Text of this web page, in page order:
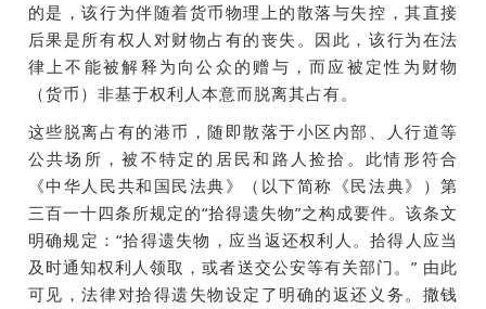
的是，该行为伴随着货币物理上的散落与失控，其直接
后果是所有权人对财物占有的丧失。因此，该行为在法
律上不能被解释为向公众的赠与，而应被定性为财物
（货币）非基于权利人本意而脱离其占有。
这些脱离占有的港币，随即散落于小区内部、人行道等
公共场所，被不特定的居民和路人捡拾。此情形符合
《中华人民共和国民法典》
（以下简称《民法典》）第
三百一十四条所规定的“拾得遗失物”之构成要件。该条文
明确规定：“拾得遗失物，应当返还权利人。拾得人应当
及时通知权利人领取，或者送交公安等有关部门。” 由此
可见，法律对拾得遗失物设定了明确的返还义务。撒钱